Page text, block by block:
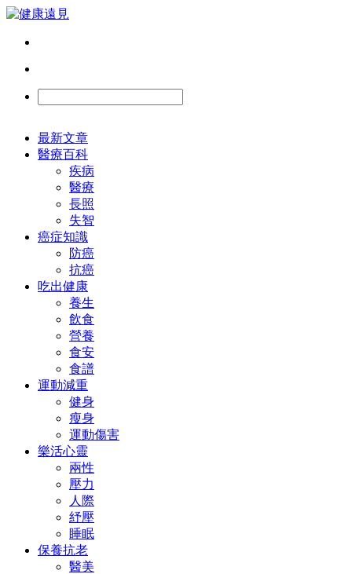
最新文章
醫療百科
疾病
醫療
長照
失智
癌症知識
防癌
抗癌
吃出健康
養生
飲食
營養
食安
食譜
運動減重
健身
瘦身
運動傷害
樂活心靈
兩性
壓力
人際
紓壓
睡眠
保養抗老
醫美